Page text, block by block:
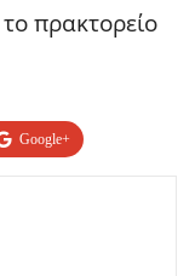
πρακτορείο
Google+